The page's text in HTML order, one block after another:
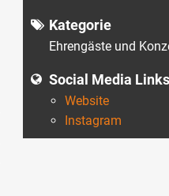
Kategorie
Ehrengäste und
Social Media Links
Website
Instagram